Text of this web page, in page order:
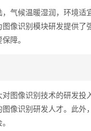
气候温暖湿润，环境适
像识别模块研发提供了
障。
图像识别技术的研发投
像识别研发人才。此外